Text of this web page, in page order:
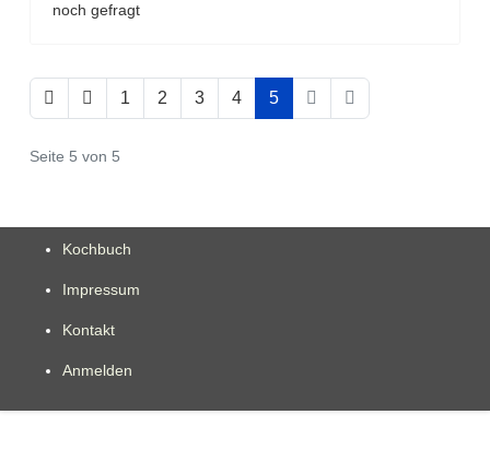
noch gefragt
1 2 3 4 5
Seite 5 von 5
Kochbuch
Impressum
Kontakt
Anmelden